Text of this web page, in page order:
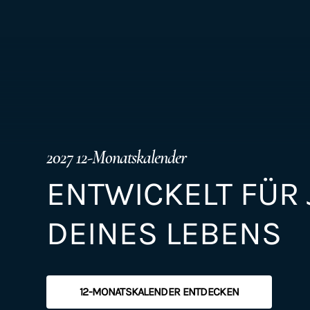
2027 12-Monatskalender
ENTWICKELT
DEINES LEBENS
12-MONATSKALENDER ENTDECKEN